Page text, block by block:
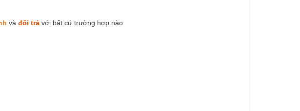
và đổi trả với bất cứ trường hợp nào.